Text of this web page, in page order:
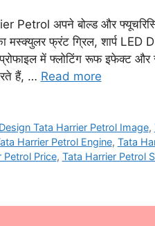
अपने बोल्ड और
मस्क्युलर फ्रंट ग्रिल, शार्प LED
में फ्लोटिंग रूफ इफेक्ट और
हैं, … Read more
Tata Harrier Petrol Image,
Harrier Petrol Engine, Tata
Petrol Price, Tata Harrier Petrol